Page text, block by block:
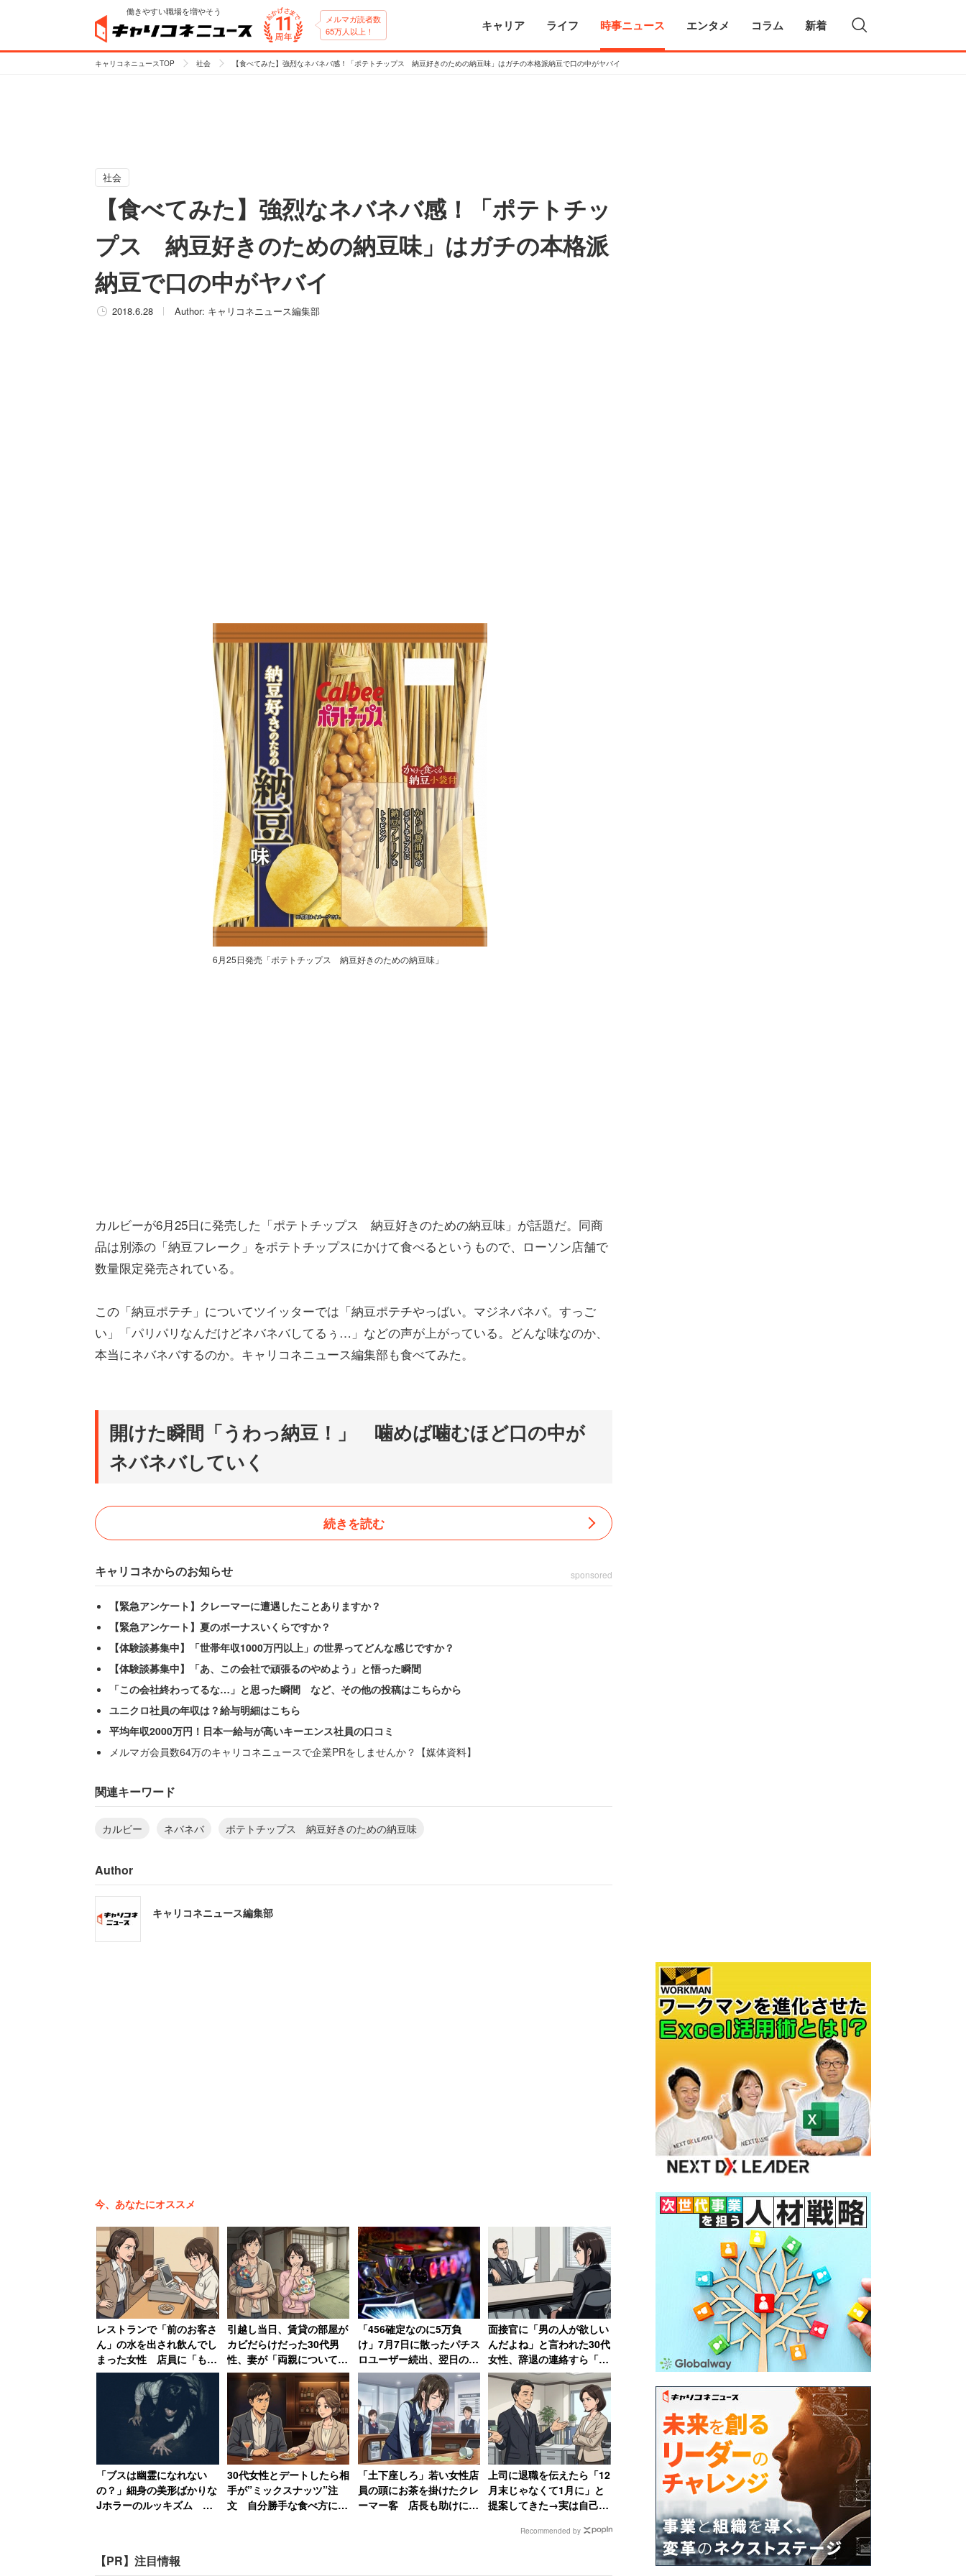
働きやすい職場を増やそう
メルマガ読者数
65万人以上！
キャリア ライフ 時事ニュース エンタメ コラム 新着
キャリコネニュースTOP 社会 【食べてみた】強烈なネバネバ感！「ポテトチップス 納豆好きのための納豆味」はガチの本格派納豆で口の中がヤバイ
社会
【食べてみた】強烈なネバネバ感！「ポテトチッ
プス 納豆好きのための納豆味」はガチの本格派
納豆で口の中がヤバイ
2018.6.28 Author: キャリコネニュース編集部
6月25日発売「ポテトチップス 納豆好きのための納豆味」
カルビーが6月25日に発売した「ポテトチップス 納豆好きのための納豆味」が話題だ。同商
品は別添の「納豆フレーク」をポテトチップスにかけて食べるというもので、ローソン店舗で
数量限定発売されている。
この「納豆ポテチ」についてツイッターでは「納豆ポテチやっばい。マジネバネバ。すっご
い」「パリパリなんだけどネバネバしてるぅ…」などの声が上がっている。どんな味なのか、
本当にネバネバするのか。キャリコネニュース編集部も食べてみた。
開けた瞬間「うわっ納豆！」 噛めば噛むほど口の中が
ネバネバしていく
続いて「納豆小袋」を開けて全て投入。小袋は開封した瞬間から「うわっ納豆だ！」という香
続きを読む
キャリコネからのお知らせ sponsored
【緊急アンケート】クレーマーに遭遇したことありますか？
【緊急アンケート】夏のボーナスいくらですか？
【体験談募集中】「世帯年収1000万円以上」の世界ってどんな感じですか？
【体験談募集中】「あ、この会社で頑張るのやめよう」と悟った瞬間
「この会社終わってるな…」と思った瞬間 など、その他の投稿はこちらから
ユニクロ社員の年収は？給与明細はこちら
平均年収2000万円！日本一給与が高いキーエンス社員の口コミ
メルマガ会員数64万のキャリコネニュースで企業PRをしませんか？【媒体資料】
関連キーワード
カルビー ネバネバ ポテトチップス 納豆好きのための納豆味
Author
キャリコネニュース編集部
今、あなたにオススメ
レストランで「前のお客さ
ん」の水を出され飲んでし
まった女性 店員に「もう
二度と来ない」と言い放つ
→「今はその店はありませ
ん（笑）」
引越し当日、賃貸の部屋が
カビだらけだった30代男
性、妻が「両親についてい
る弁護士に相談しますね」
と反撃した結果
「456確定なのに5万負
け」7月7日に散ったパチス
ロユーザー続出、翌日の
「熱くもない日」に10万負
けた猛者も
面接官に「男の人が欲しい
んだよね」と言われた30代
女性、辞退の連絡すら「電
話するお金と時間ももった
いなかった」
「ブスは幽霊になれない
の？」細身の美形ばかりな
Jホラーのルッキズム 一
30代女性とデートしたら相
手が”ミックスナッツ”注
文 自分勝手な食べ方にド
「土下座しろ」若い女性店
員の頭にお茶を掛けたクレ
ーマー客 店長も助けに入
上司に退職を伝えたら「12
月末じゃなくて1月に」と
提案してきた→実は自己保
の上に卑怯者」と振り返る
Recommended by
【PR】注目情報